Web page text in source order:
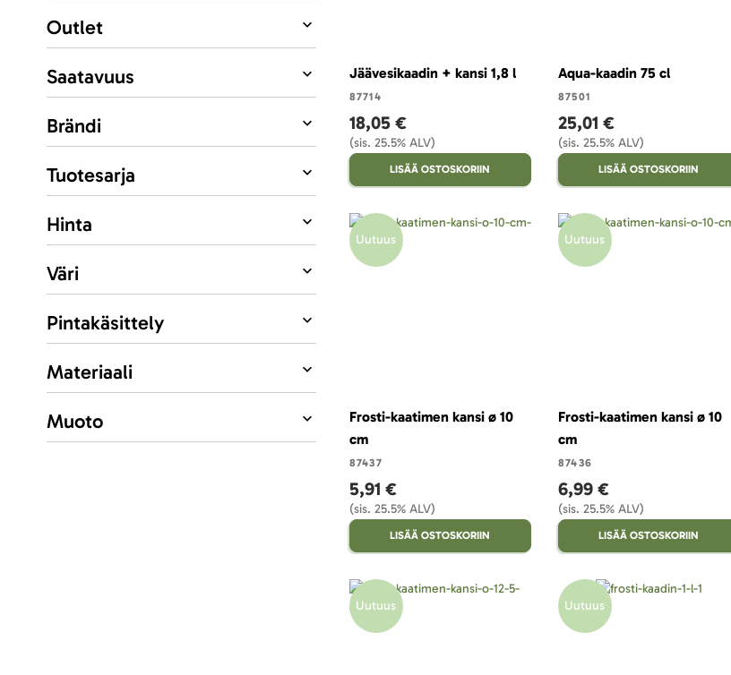
Jäävesikaadin + kansi 1,8 l
87714
18,05 €
(sis. 25.5% ALV)
LISÄÄ OSTOSKORIIN
Aqua-kaadin 75 cl
87501
25,01 €
(sis. 25.5% ALV)
LISÄÄ OSTOSKORIIN
Uutuus
Frosti-kaatimen kansi ø 10
cm
87437
5,91 €
(sis. 25.5% ALV)
LISÄÄ OSTOSKORIIN
Uutuus
Frosti-kaatimen kansi ø 10
cm
87436
6,99 €
(sis. 25.5% ALV)
LISÄÄ OSTOSKORIIN
Uutuus Uutuus
Outlet
Saatavuus
Brändi
Tuotesarja
Hinta
Väri
Pintakäsittely
Materiaali
Muoto